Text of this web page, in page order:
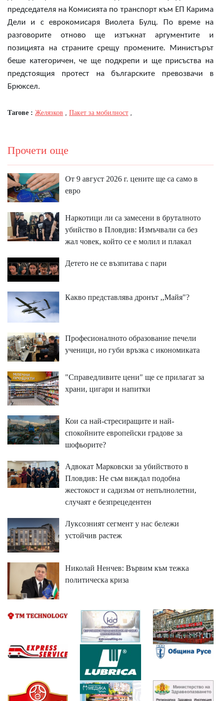
председателя на Комисията по транспорт към ЕП Карима
Дели и с еврокомисаря Виолета Булц. По време на
разговорите отново ще изтъкнат аргументите и
позицията на страните срещу промените. Министърът
беше категоричен, че ще подкрепи и ще присъства на
предстоящия протест на българските превозвачи в
Брюксел.
Тагове : Желязков , Пакет за мобилност ,
Прочети още
От 9 август 2026 г. цените ще са само в
евро
Наркотици ли са замесени в бруталното
убийство в Пловдив: Измъчвали са без
жал човек, който се е молил и плакал
Детето не се възпитава с пари
Какво представлява дронът ,,Майя"?
Професионалното образование печели
ученици, но губи връзка с икономиката
"Справедливите цени" ще се прилагат за
храни, цигари и напитки
Кои са най-стресиращите и най-
спокойните европейски градове за
шофьорите?
Адвокат Марковски за убийството в
Пловдив: Не съм виждал подобна
жестокост и садизъм от непълнолетни,
случаят е безпрецедентен
Луксозният сегмент у нас бележи
устойчив растеж
Николай Ненчев: Вървим към тежка
политическа криза